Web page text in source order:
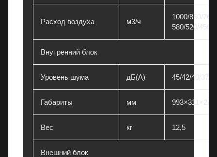
Расход воздуха м3/ч
1000/850/
580/520/450
Внутренний блок
Уровень шума дБ(А) 45/42/40/37/
Габариты мм 993×311×222
Вес кг 12,5
Внешний блок